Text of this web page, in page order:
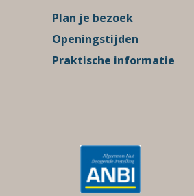
Plan je bezoek
Openingstijden
Praktische informatie